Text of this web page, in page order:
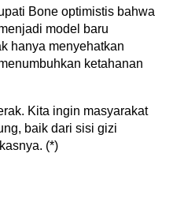
Bone optimistis bahwa
model baru
hanya menyehatkan
ketahanan
Kita ingin masyarakat
baik dari sisi gizi
(*)